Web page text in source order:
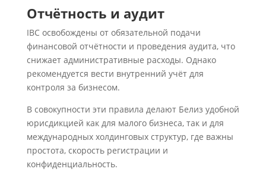
Отчётность и аудит
IBC освобождены от обязательной подачи
финансовой отчётности и проведения аудита, что
снижает административные расходы. Однако
рекомендуется вести внутренний учёт для
контроля за бизнесом.
В совокупности эти правила делают Белиз удобной
юрисдикцией как для малого бизнеса, так и для
международных холдинговых структур, где важны
простота, скорость регистрации и
конфиденциальность.